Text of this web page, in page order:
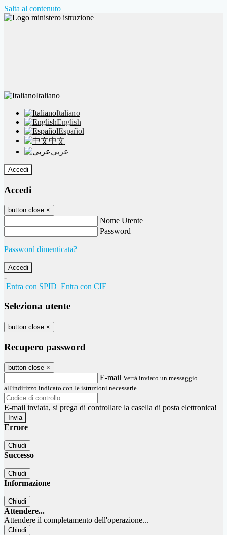
Salta al contenuto
Italiano
Italiano
English
Español
中文
عربى
Accedi
Accedi
button close ×
Nome Utente
Password
Password dimenticata?
-
Entra con SPID Entra con CIE
Seleziona utente
button close ×
Recupero password
button close ×
E-mail Verrà inviato un messaggio
all'indirizzo indicato con le istruzioni necessarie.
E-mail inviata, si prega di controllare la casella di posta elettronica!
Errore
Chiudi
Successo
Chiudi
Informazione
Chiudi
Attendere...
Attendere il completamento dell'operazione...
Chiudi